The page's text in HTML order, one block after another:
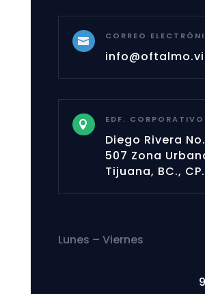
 CORREO
 EDF.
Diego Rivera
507 Zona
Tijuana, BC.,
Lunes – Viernes